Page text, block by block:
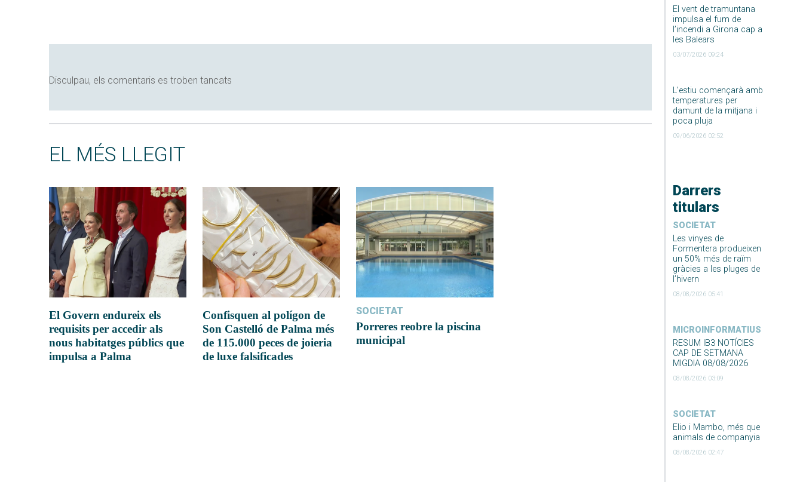
El vent de tramuntana
impulsa el fum de
l’incendi a Girona cap a
les Balears
03/07/2026 09:24
L’estiu començarà amb
temperatures per
damunt de la mitjana i
poca pluja
09/06/2026 02:52
Darrers
titulars
SOCIETAT
Les vinyes de
Formentera produeixen
un 50% més de raïm
gràcies a les pluges de
l’hivern
08/08/2026 05:41
MICROINFORMATIUS
RESUM IB3 NOTÍCIES
CAP DE SETMANA
MIGDIA 08/08/2026
08/08/2026 03:09
SOCIETAT
Elio i Mambo, més que
animals de companyia
08/08/2026 02:47
Disculpau, els comentaris es troben tancats
EL MÉS LLEGIT
El Govern endureix els
requisits per accedir als
nous habitatges públics que
impulsa a Palma
Confisquen al polígon de
Son Castelló de Palma més
de 115.000 peces de joieria
de luxe falsificades
SOCIETAT
Porreres reobre la piscina
municipal